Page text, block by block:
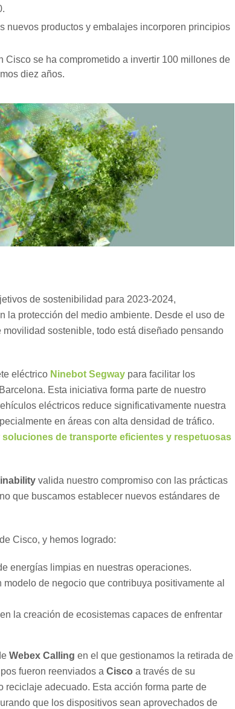
nuevos productos y embalajes incorporen principios
Cisco se ha comprometido a invertir 100 millones de
diez años.
de sostenibilidad para 2023-2024,
la protección del medio ambiente. Desde el uso de
sostenible, todo está diseñado pensando
eléctrico Ninebot Segway para facilitar los
Esta iniciativa forma parte de nuestro
eléctricos reduce significativamente nuestra
en áreas con alta densidad de tráfico.
de transporte eficientes y respetuosas
valida nuestro compromiso con las prácticas
que buscamos establecer nuevos estándares de
Cisco, y hemos logrado:
energías limpias en nuestras operaciones.
modelo de negocio que contribuya positivamente al
la creación de ecosistemas capaces de enfrentar
Webex Calling en el que gestionamos la retirada de
fueron reenviados a Cisco a través de su
reciclaje adecuado. Esta acción forma parte de
que los dispositivos sean aprovechados de